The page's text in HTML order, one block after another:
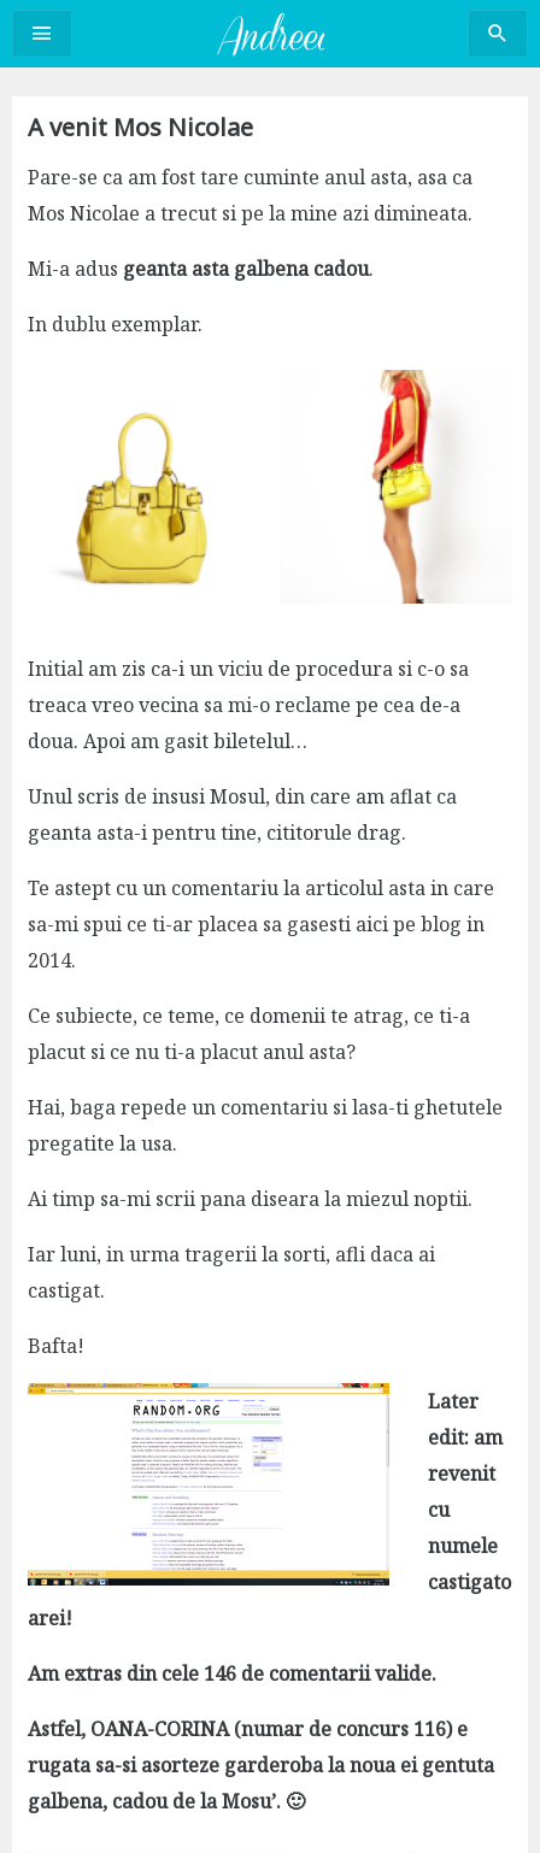
Sari
conținut
A venit Mos Nicolae
Pare-se ca am fost tare cuminte anul asta, asa ca
Mos Nicolae a trecut si pe la mine azi dimineata.
Mi-a adus geanta asta galbena cadou.
In dublu exemplar.
Initial am zis ca-i un viciu de procedura si c-o sa
treaca vreo vecina sa mi-o reclame pe cea de-a
doua. Apoi am gasit biletelul…
Unul scris de insusi Mosul, din care am aflat ca
geanta asta-i pentru tine, cititorule drag.
Te astept cu un comentariu la articolul asta in care
sa-mi spui ce ti-ar placea sa gasesti aici pe blog in
2014.
Ce subiecte, ce teme, ce domenii te atrag, ce ti-a
placut si ce nu ti-a placut anul asta?
Hai, baga repede un comentariu si lasa-ti ghetutele
pregatite la usa.
Ai timp sa-mi scrii pana diseara la miezul noptii.
Iar luni, in urma tragerii la sorti, afli daca ai
castigat.
Bafta!
Later
edit: am
revenit
cu
numele
castigato
arei!
Am extras din cele 146 de comentarii valide.
Astfel, OANA-CORINA (numar de concurs 116) e
rugata sa-si asorteze garderoba la noua ei gentuta
galbena, cadou de la Mosu’. 🙂